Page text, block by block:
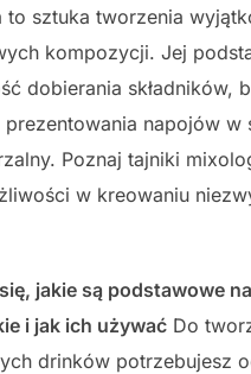
to sztuka tworzenia
kompozycji. Jej
dobierania składników,
prezentowania napojów w
Poznaj tajniki
w kreowaniu
jakie są podstawowe
i jak ich używać Do
drinków potrzebujesz